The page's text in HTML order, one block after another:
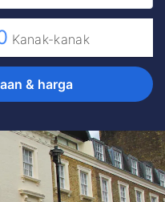
Kanak-kanak
& harga